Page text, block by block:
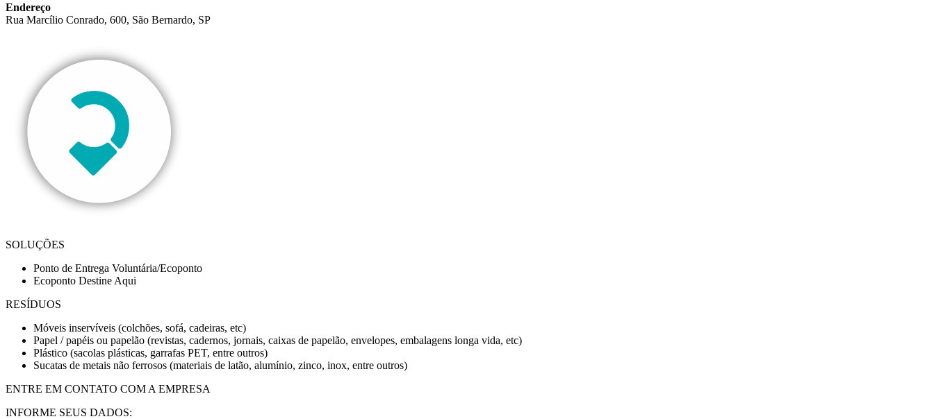
Endereço
Rua Marcílio Conrado, 600, São Bernardo, SP
SOLUÇÕES
Ponto de Entrega Voluntária/Ecoponto
Ecoponto Destine Aqui
RESÍDUOS
Móveis inservíveis (colchões, sofá, cadeiras, etc)
Papel / papéis ou papelão (revistas, cadernos, jornais, caixas de papelão, envelopes, embalagens longa vida, etc)
Plástico (sacolas plásticas, garrafas PET, entre outros)
Sucatas de metais não ferrosos (materiais de latão, alumínio, zinco, inox, entre outros)
ENTRE EM CONTATO COM A EMPRESA
INFORME SEUS DADOS: